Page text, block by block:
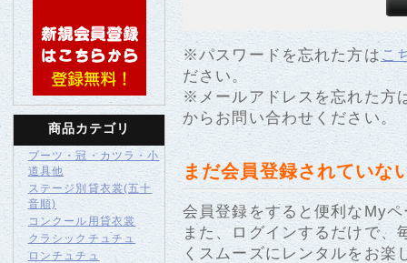
商品カテゴリ
ブーツ・冠・カツラ・小
道具他
ステージ別貸衣裳(五十
音順)
コンクール用貸衣裳
クラシックチュチュ
ロンチュチュ
※パスワードを忘れた方はこ
ださい。
※メールアドレスを忘れた方
からお問い合わせください。
まだ会員登録されていな
会員登録をすると便利なMy
また、ログインするだけで、
くスムーズにレンタルをお楽